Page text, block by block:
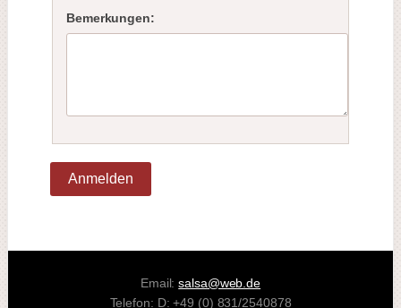
Bemerkungen:
Anmelden
Email:salsa@web.de
Telefon: D: +49 (0) 831/2540878